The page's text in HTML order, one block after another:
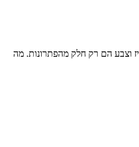
וצבע הם רק חלק מהפתרונות. מה